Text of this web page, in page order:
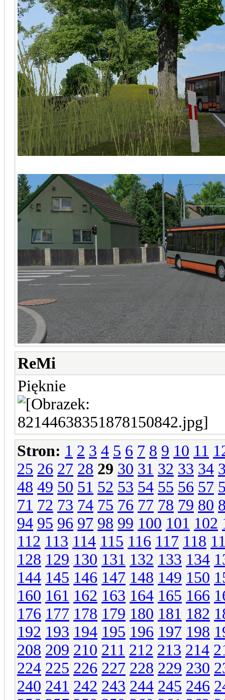
ReMi
Pięknie
Stron: 1 2 3 4 5 6 7 8 9 10 11
25 26 27 28 29 30 31 32 33 34
48 49 50 51 52 53 54 55 56 57
71 72 73 74 75 76 77 78 79 80
94 95 96 97 98 99 100 101 102
112 113 114 115 116 117 118
128 129 130 131 132 133 134
144 145 146 147 148 149 150
160 161 162 163 164 165 166
176 177 178 179 180 181 182
192 193 194 195 196 197 198
208 209 210 211 212 213 214
224 225 226 227 228 229 230
240 241 242 243 244 245 246